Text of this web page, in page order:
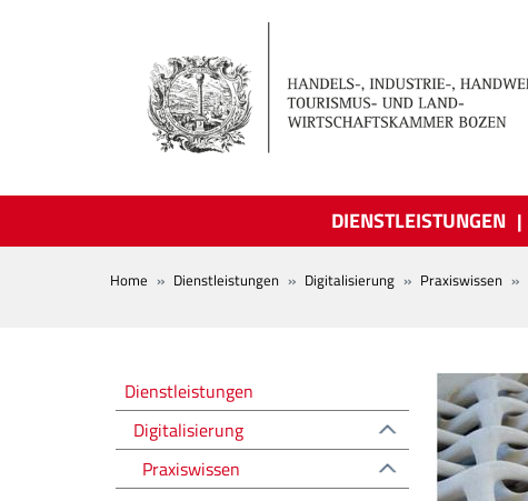
DIENSTLEISTUNGEN
BREADCRUMB
Home Dienstleistungen Digitalisierung Praxiswissen
Digitalizzazione
Dienstleistungen
Digitalisierung
Praxiswissen